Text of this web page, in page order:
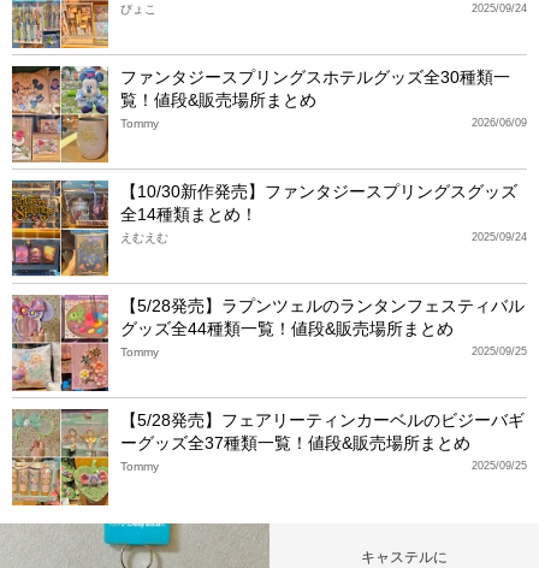
2025/09/24
ぴょこ
ファンタジースプリングスホテルグッズ全30種類一
覧！値段&販売場所まとめ
2026/06/09
Tommy
【10/30新作発売】ファンタジースプリングスグッズ
全14種類まとめ！
2025/09/24
えむえむ
【5/28発売】ラプンツェルのランタンフェスティバル
グッズ全44種類一覧！値段&販売場所まとめ
2025/09/25
Tommy
【5/28発売】フェアリーティンカーベルのビジーバギ
ーグッズ全37種類一覧！値段&販売場所まとめ
2025/09/25
Tommy
キャステルに